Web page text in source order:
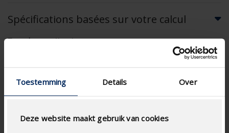
Toestemming Details Over
Deze website maakt gebruik van cookies
Spécifications basées sur votre calcul
Type de moustiquaire